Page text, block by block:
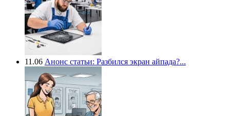
11.06 Анонс статьи: Разбился экран айпада?...